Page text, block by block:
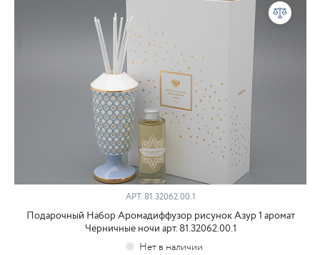
АРТ.81.32062.00.1
Подарочный Набор Аромадиффузор рисунок Азур 1 аромат
Черничные ночи арт. 81.32062.00.1